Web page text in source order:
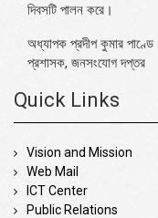
দিবসটি পালন করে।
অধ্যাপক প্রদীপ কুমার পাণ্ডে
প্রশাসক, জনসংযোগ দপ্তর
Quick Links
Vision and Mission
Web Mail
ICT Center
Public Relations